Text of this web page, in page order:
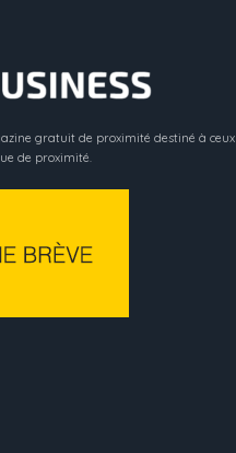
gratuit de proximité destiné à ceux
de proximité.